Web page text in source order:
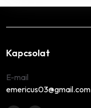
Kapcsolat
E-mail
emericus03@gmail.com